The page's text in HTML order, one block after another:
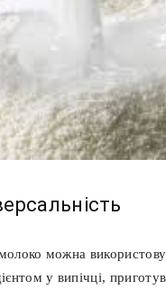
можна
у випічці,